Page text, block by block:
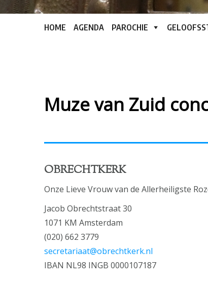
HOME AGENDA PAROCHIE
Muze van Zuid
OBRECHTKERK
Onze Lieve Vrouw van de Allerheiligste
Jacob Obrechtstraat 30
1071 KM Amsterdam
(020) 662 3779
secretariaat@obrechtkerk.nl
IBAN NL98 INGB 0000107187